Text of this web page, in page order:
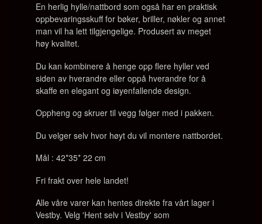
En herlig hylle/nattbord som også har en praktisk
oppbevaringsskuff for bøker, briller, nøkler og annet
man vil ha lett tilgjengelige. Produsert av meget
høy kvalitet.
Du kan kombinere å henge opp flere hyller ved
siden av hverandre eller oppå hverandre for å
skaffe en elegant og iøyenfallende design.
Oppheng og skruer til vegg følger med i pakken.
Du velger selv hvor høyt du vil montere nattbordet.
Mål : 42*35* 22 cm
Fri frakt over hele landet!
Alle våre varer kan hentes direkte fra vårt lager i
Vestby. Velg 'Hent selv i Vestby' som